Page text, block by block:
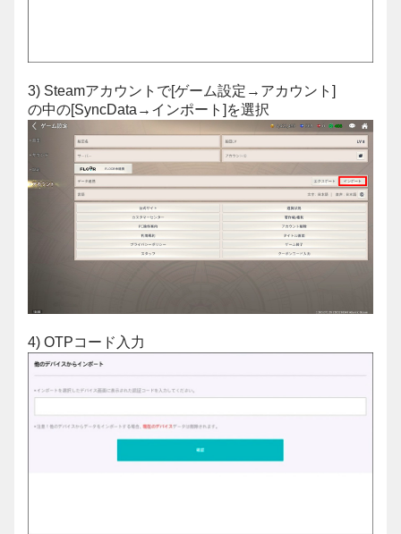
3) Steamアカウントで[ゲーム設定→アカウント]
の中の[SyncData→インポート]を選択
4) OTPコード入力